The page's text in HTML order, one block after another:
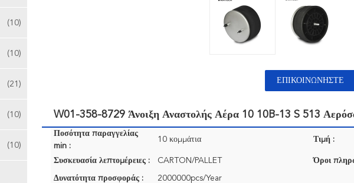
(10)
(10)
(21)
(10)
(10)
ΕΠΙΚΟΙΝΩΝΉΣΤΕ
W01-358-8729 Άνοιξη Αναστολής Αέρα 10 10B-13 S 513
Ποσότητα παραγγελίας
min :
10 κομμάτια Τιμή :
Συσκευασία λεπτομέρειες : CARTON/PALLET Όροι
Δυνατότητα προσφοράς : 2000000pcs/Year